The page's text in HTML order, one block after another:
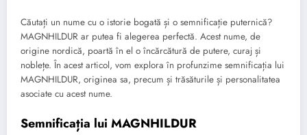
Căutați un nume cu o istorie bogată și o semnificație puternică?
MAGNHILDUR ar putea fi alegerea perfectă. Acest nume, de
origine nordică, poartă în el o încărcătură de putere, curaj și
noblețe. În acest articol, vom explora în profunzime semnificația lui
MAGNHILDUR, originea sa, precum și trăsăturile și personalitatea
asociate cu acest nume.
Semnificația lui MAGNHILDUR